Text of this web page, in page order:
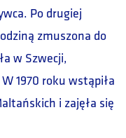
Po drugiej
zmuszona do
w Szwecji,
1970 roku wstąpiła
i zajęła się